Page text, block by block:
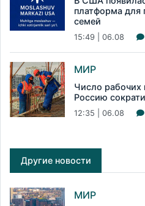
платформа для
семей
15:49 | 06.08
МИР
Число рабочих
Россию
12:35 | 06.08
Другие новости
МИР